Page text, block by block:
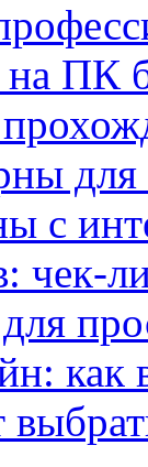
ПК
для
с
чек-
как